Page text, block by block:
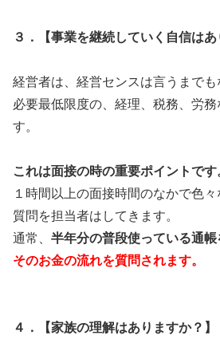
３．【事業を継続していく自信はあ
経営者は、経営センスは言うまでも
必要最低限度の、経理、税務、労
す。
これは面接の時の重要ポイントです
１時間以上の面接時間のなかで色々
質問を担当者はしてきます。
通常、 半年分の普段使っている通
そのお金の流れを質問されます。
４．【家族の理解はありますか？】